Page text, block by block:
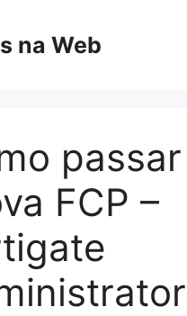
na Web
FCP –